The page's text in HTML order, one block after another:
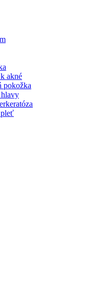
akné
pokožka
hlavy
pleť